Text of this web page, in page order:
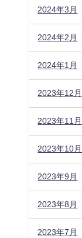
2024年3月
2024年2月
2024年1月
2023年12月
2023年11月
2023年10月
2023年9月
2023年8月
2023年7月